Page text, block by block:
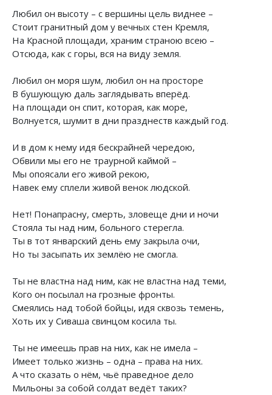
Любил он высоту – с вершины цель виднее –
Стоит гранитный дом у вечных стен Кремля,
На Красной площади, храним страною всею –
Отсюда, как с горы, вся на виду земля.
Любил он моря шум, любил он на просторе
В бушующую даль заглядывать вперёд.
На площади он спит, которая, как море,
Волнуется, шумит в дни празднеств каждый год.
И в дом к нему идя бескрайней чередою,
Обвили мы его не траурной каймой –
Мы опоясали его живой рекою,
Навек ему сплели живой венок людской.
Нет! Понапрасну, смерть, зловеще дни и ночи
Стояла ты над ним, больного стерегла.
Ты в тот январский день ему закрыла очи,
Но ты засыпать их землёю не смогла.
Ты не властна над ним, как не властна над теми,
Кого он посылал на грозные фронты.
Смеялись над тобой бойцы, идя сквозь темень,
Хоть их у Сиваша свинцом косила ты.
Ты не имеешь прав на них, как не имела –
Имеет только жизнь – одна – права на них.
А что сказать о нём, чьё праведное дело
Мильоны за собой солдат ведёт таких?